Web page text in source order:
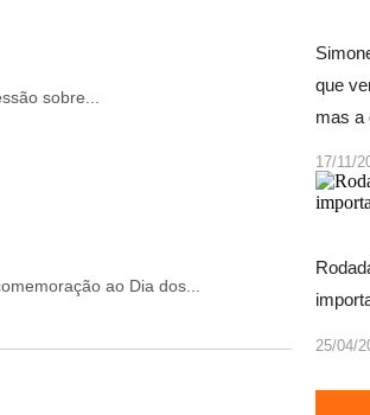
sobre...
ao Dia dos...
que
mas a
17/11/
25/04/